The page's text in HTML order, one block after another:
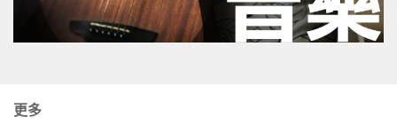
更多